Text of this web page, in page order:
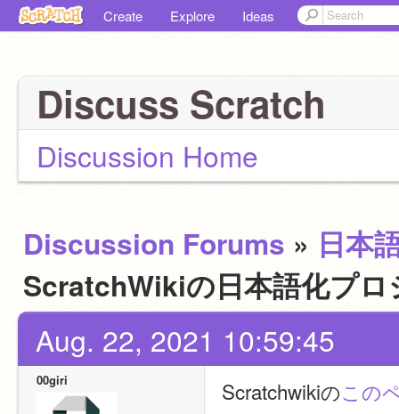
Create Explore Ideas
Discuss Scratch
Discussion Home
Discussion Forums » 日本
ScratchWikiの日本語化プ
Aug. 22, 2021 10:59:45
00giri Scratchwikiのこの